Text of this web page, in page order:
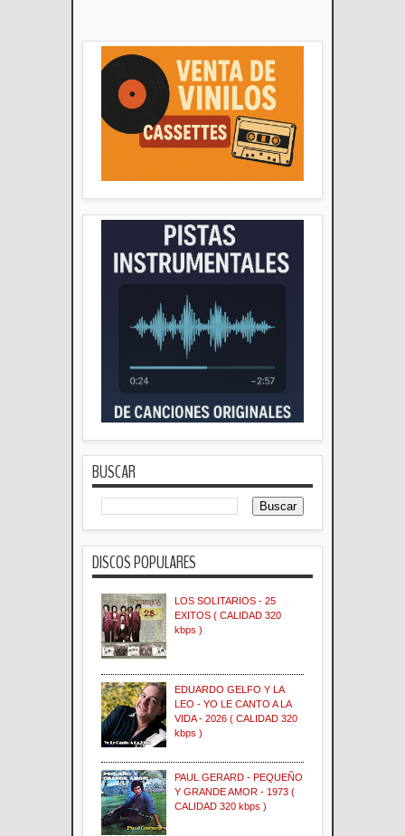
BUSCAR
DISCOS POPULARES
LOS SOLITARIOS - 25
EXITOS ( CALIDAD 320
kbps )
EDUARDO GELFO Y LA
LEO - YO LE CANTO A LA
VIDA - 2026 ( CALIDAD 320
kbps )
PAUL GERARD - PEQUEÑO
Y GRANDE AMOR - 1973 (
CALIDAD 320 kbps )